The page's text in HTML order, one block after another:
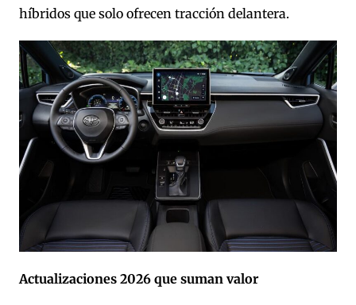
híbridos que solo ofrecen tracción delantera.
Actualizaciones 2026 que suman valor